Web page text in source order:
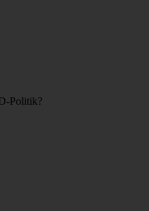
Politik?